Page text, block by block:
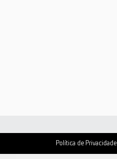
Política de Privacidade